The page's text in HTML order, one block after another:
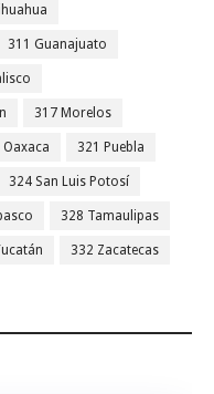
311 Guanajuato
317 Morelos
Oaxaca 321 Puebla
324 San Luis Potosí
328 Tamaulipas
332 Zacatecas